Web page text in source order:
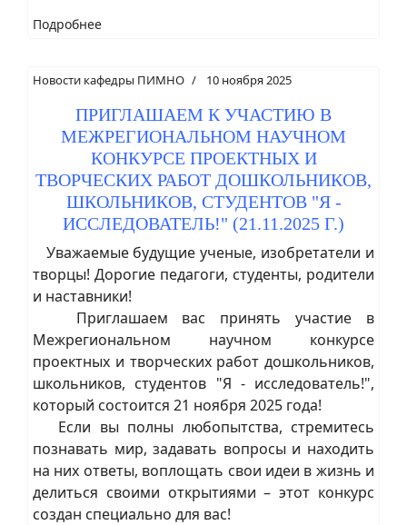
Подробнее
Новости кафедры ПИМНО 10 ноября 2025
ПРИГЛАШАЕМ К УЧАСТИЮ В
МЕЖРЕГИОНАЛЬНОМ НАУЧНОМ
КОНКУРСЕ ПРОЕКТНЫХ И
ТВОРЧЕСКИХ РАБОТ ДОШКОЛЬНИКОВ,
ШКОЛЬНИКОВ, СТУДЕНТОВ "Я -
ИССЛЕДОВАТЕЛЬ!" (21.11.2025 Г.)
Уважаемые будущие ученые, изобретатели и
творцы! Дорогие педагоги, студенты, родители
и наставники!
Приглашаем вас принять участие в
Межрегиональном научном конкурсе
проектных и творческих работ дошкольников,
школьников, студентов "Я - исследователь!",
который состоится 21 ноября 2025 года!
Если вы полны любопытства, стремитесь
познавать мир, задавать вопросы и находить
на них ответы, воплощать свои идеи в жизнь и
делиться своими открытиями – этот конкурс
создан специально для вас!